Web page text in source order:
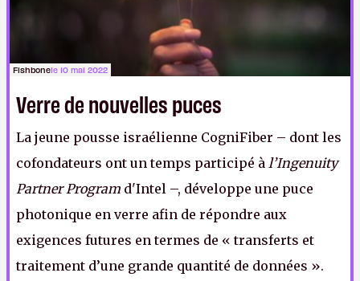
Fishbonele 10 mai 2022
Verre de nouvelles puces
La jeune pousse israélienne CogniFiber – dont les
cofondateurs ont un temps participé à l’Ingenuity
Partner Program d'Intel –, développe une puce
photonique en verre afin de répondre aux
exigences futures en termes de « transferts et
traitement d’une grande quantité de données ».